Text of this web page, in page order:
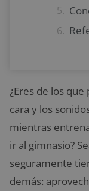
¿Eres de los
cara y los
mientras
ir al gimnasio?
seguramente
demás: